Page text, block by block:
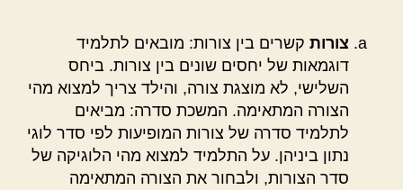
צורות קשרים בין צורות: מובאים לתלמיד
דוגמאות של יחסים שונים בין צורות. ביחס
השלישי, לא מוצגת צורה, והילד צריך למצוא מהי
הצורה המתאימה. המשכת סדרה: מביאים
לתלמיד סדרה של צורות המופיעות לפי סדר לוגי
נתון ביניהן. על התלמיד למצוא מהי הלוגיקה של
סדר הצורות, ולבחור את הצורה המתאימה